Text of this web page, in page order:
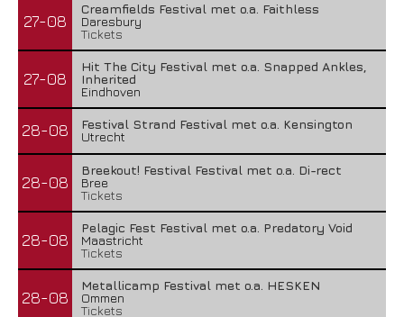
27-08
Creamfields Festival met o.a. Faithless
Daresbury
Tickets
27-08
Hit The City Festival met o.a. Snapped Ankles,
Inherited
Eindhoven
28-08
Festival Strand Festival met o.a. Kensington
Utrecht
28-08
Breekout! Festival Festival met o.a. Di-rect
Bree
Tickets
28-08
Pelagic Fest Festival met o.a. Predatory Void
Maastricht
Tickets
28-08
Metallicamp Festival met o.a. HESKEN
Ommen
Tickets